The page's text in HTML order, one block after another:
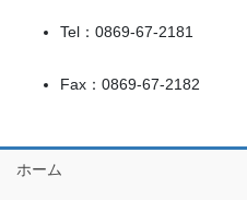
Tel：0869-67-2181
Fax：0869-67-2182
ホーム